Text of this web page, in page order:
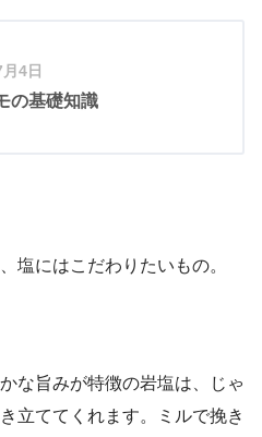
4日
の基礎知識
塩にはこだわりたいもの。
な旨みが特徴の岩塩は、じゃ
立ててくれます。ミルで挽き